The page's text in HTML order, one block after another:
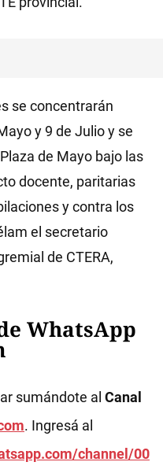
se concentrarán
y 9 de Julio y se
de Mayo bajo las
docente, paritarias
y contra los
el secretario
de CTERA,
WhatsApp
sumándote al Canal
. Ingresá al
channel/00